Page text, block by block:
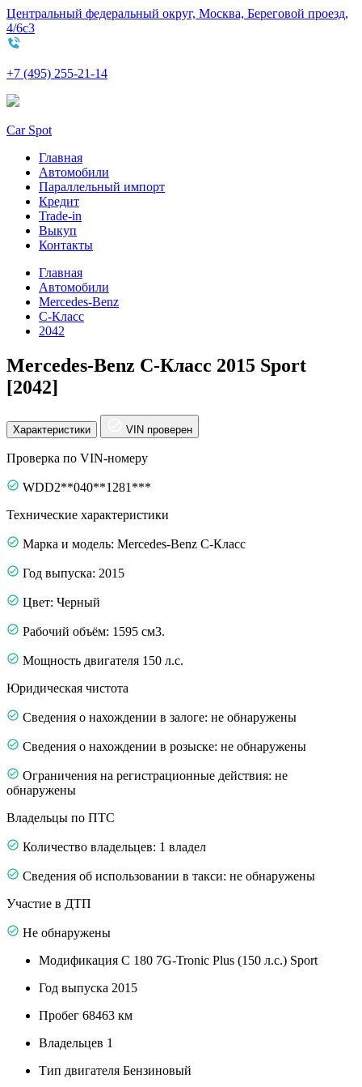
Центральный федеральный округ, Москва, Береговой проезд,
4/6с3
+7 (495) 255-21-14
Car Spot
Главная
Автомобили
Параллельный импорт
Кредит
Trade-in
Выкуп
Контакты
Главная
Автомобили
Mercedes-Benz
C-Класс
2042
Mercedes-Benz C-Класс 2015 Sport
[2042]
Характеристики VIN проверен
Проверка по VIN-номеру
WDD2**040**1281***
Технические характеристики
Марка и модель: Mercedes-Benz C-Класс
Год выпуска: 2015
Цвет: Черный
Рабочий объём: 1595 см3.
Мощность двигателя 150 л.с.
Юридическая чистота
Сведения о нахождении в залоге: не обнаружены
Сведения о нахождении в розыске: не обнаружены
Ограничения на регистрационные действия: не
обнаружены
Владельцы по ПТС
Количество владельцев: 1 владел
Сведения об использовании в такси: не обнаружены
Участие в ДТП
Не обнаружены
Модификация C 180 7G-Tronic Plus (150 л.с.) Sport
Год выпуска 2015
Пробег 68463 км
Владельцев 1
Тип двигателя Бензиновый